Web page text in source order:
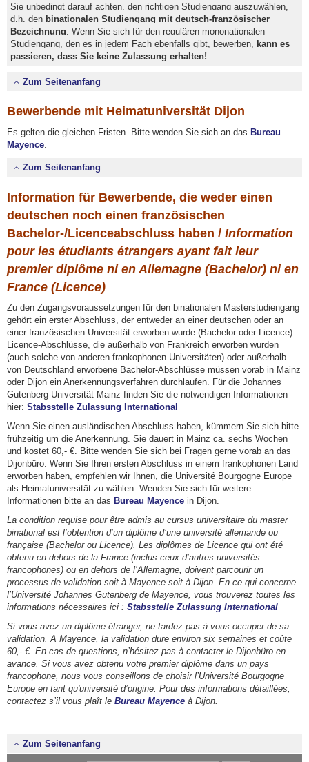
Sie unbedingt darauf achten, den richtigen Studiengang auszuwählen,
d.h. den binationalen Studiengang mit deutsch-französischer
Bezeichnung . Wenn Sie sich für den regulären mononationalen
Studiengang, den es in jedem Fach ebenfalls gibt, bewerben,
kann es
passieren, dass Sie keine Zulassung erhalten!
Zum Seitenanfang
Bewerbende mit Heimatuniversität Dijon
Es gelten die gleichen Fristen. Bitte wenden Sie sich an das Bureau
Mayence.
Zum Seitenanfang
Information für Bewerbende, die weder einen
deutschen noch einen französischen
Bachelor-/Licenceabschluss haben / Information
pour les étudiants étrangers ayant fait leur
premier diplôme ni en Allemagne (Bachelor) ni en
France (Licence)
Zu den Zugangsvoraussetzungen für den binationalen Masterstudiengang
gehört ein erster Abschluss, der entweder an einer deutschen oder an
einer französischen Universität erworben wurde (Bachelor oder Licence).
Licence-Abschlüsse, die außerhalb von Frankreich erworben wurden
(auch solche von anderen frankophonen Universitäten) oder außerhalb
von Deutschland erworbene Bachelor-Abschlüsse müssen vorab in Mainz
oder Dijon ein Anerkennungsverfahren durchlaufen. Für die Johannes
Gutenberg-Universität Mainz finden Sie die notwendigen Informationen
hier: Stabsstelle Zulassung International
Wenn Sie einen ausländischen Abschluss haben, kümmern Sie sich bitte
frühzeitig um die Anerkennung. Sie dauert in Mainz ca. sechs Wochen
und kostet 60,- €. Bitte wenden Sie sich bei Fragen gerne vorab an das
Dijonbüro. Wenn Sie Ihren ersten Abschluss in einem frankophonen Land
erworben haben, empfehlen wir Ihnen, die Université Bourgogne Europe
als Heimatuniversität zu wählen. Wenden Sie sich für weitere
Informationen bitte an das Bureau Mayence in Dijon.
La condition requise pour être admis au cursus universitaire du master
binational est l’obtention d’un diplôme d’une université allemande ou
française (Bachelor ou Licence). Les diplômes de Licence qui ont été
obtenu en dehors de la France (inclus ceux d’autres universités
francophones) ou en dehors de l’Allemagne, doivent parcourir un
processus de validation soit à Mayence soit à Dijon. En ce qui concerne
l’Université Johannes Gutenberg de Mayence, vous trouverez toutes les
informations nécessaires ici : Stabsstelle Zulassung International
Si vous avez un diplôme étranger, ne tardez pas à vous occuper de sa
validation. A Mayence, la validation dure environ six semaines et coûte
60,- €. En cas de questions, n’hésitez pas à contacter le Dijonbüro en
avance. Si vous avez obtenu votre premier diplôme dans un pays
francophone, nous vous conseillons de choisir l’Université Bourgogne
Europe en tant qu'université d’origine. Pour des informations détaillées,
contactez s’il vous plaît le Bureau Mayence à Dijon.
Zum Seitenanfang